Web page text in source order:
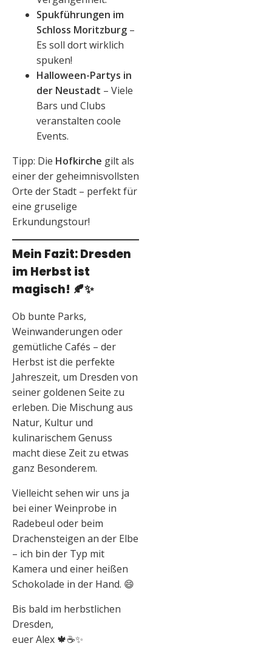
Spukführungen im
Schloss Moritzburg –
Es soll dort wirklich
spuken!
Halloween-Partys in
der Neustadt – Viele
Bars und Clubs
veranstalten coole
Events.
Tipp: Die Hofkirche gilt als
einer der geheimnisvollsten
Orte der Stadt – perfekt für
eine gruselige
Erkundungstour!
Mein Fazit: Dresden
im Herbst ist
magisch! 🍂✨
Ob bunte Parks,
Weinwanderungen oder
gemütliche Cafés – der
Herbst ist die perfekte
Jahreszeit, um Dresden von
seiner goldenen Seite zu
erleben. Die Mischung aus
Natur, Kultur und
kulinarischem Genuss
macht diese Zeit zu etwas
ganz Besonderem.
Vielleicht sehen wir uns ja
bei einer Weinprobe in
Radebeul oder beim
Drachensteigen an der Elbe
– ich bin der Typ mit
Kamera und einer heißen
Schokolade in der Hand. 😄
Bis bald im herbstlichen
Dresden,
euer Alex 🍁☕✨